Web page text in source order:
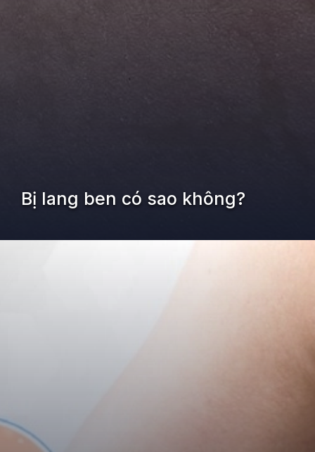
Bị lang ben có sao không?